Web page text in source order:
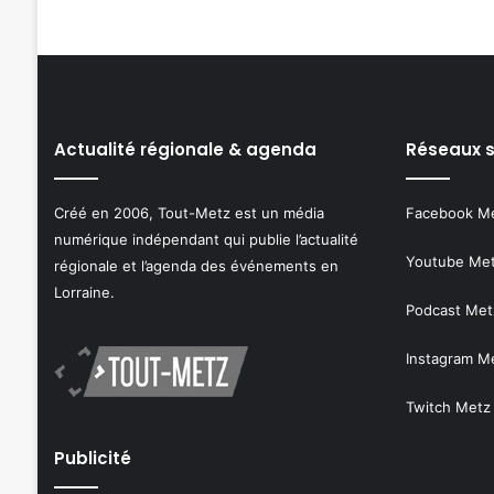
Actualité régionale & agenda
Créé en 2006, Tout-Metz est un média
numérique indépendant qui publie l’actualité
régionale et l’agenda des événements en
Lorraine.
Publicité
Réseaux
Facebook
Youtube
Podcast
Instagram
Twitch Metz